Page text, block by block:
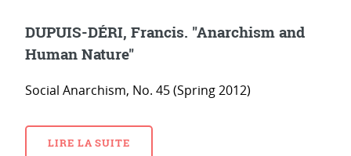
DUPUIS-DÉRI, Francis. "Anarchism and
Human Nature"
Social Anarchism, No. 45 (Spring 2012)
LIRE LA SUITE